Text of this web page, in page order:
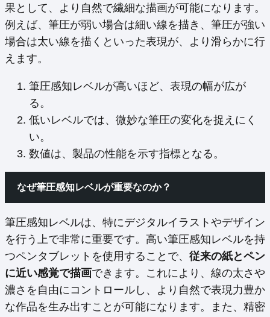
果として、より自然で繊細な描画が可能になります。
例えば、筆圧が弱い場合は細い線を描き、筆圧が強い
場合は太い線を描くといった表現が、より滑らかに行
えます。
筆圧感知レベルが高いほど、表現の幅が広が
る。
低いレベルでは、微妙な筆圧の変化を捉えにく
い。
数値は、製品の性能を示す指標となる。
なぜ筆圧感知レベルが重要なのか？
筆圧感知レベルは、特にデジタルイラストやデザイン
を行う上で非常に重要です。高い筆圧感知レベルを持
つペンタブレットを使用することで、 従来の紙とペン
に近い感覚で描画できます。これにより、線の太さや
濃さを自由にコントロールし、より自然で表現力豊か
な作品を生み出すことが可能になります。また、精密